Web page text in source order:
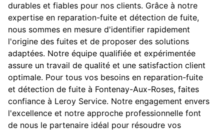
durables et fiables pour nos clients. Grâce à notre
expertise en reparation-fuite et détection de fuite,
nous sommes en mesure d'identifier rapidement
l'origine des fuites et de proposer des solutions
adaptées. Notre équipe qualifiée et expérimentée
assure un travail de qualité et une satisfaction client
optimale. Pour tous vos besoins en reparation-fuite
et détection de fuite à Fontenay-Aux-Roses, faites
confiance à Leroy Service. Notre engagement envers
l'excellence et notre approche professionnelle font
de nous le partenaire idéal pour résoudre vos